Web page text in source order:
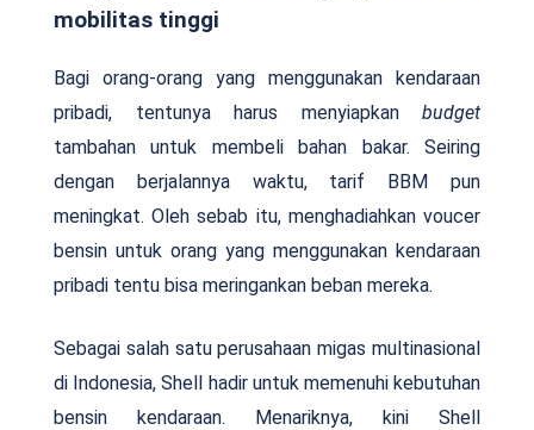
mobilitas tinggi
Bagi orang-orang yang menggunakan kendaraan
pribadi, tentunya harus menyiapkan budget
tambahan untuk membeli bahan bakar. Seiring
dengan berjalannya waktu, tarif BBM pun
meningkat. Oleh sebab itu, menghadiahkan voucer
bensin untuk orang yang menggunakan kendaraan
pribadi tentu bisa meringankan beban mereka.
Sebagai salah satu perusahaan migas multinasional
di Indonesia, Shell hadir untuk memenuhi kebutuhan
bensin kendaraan. Menariknya, kini Shell